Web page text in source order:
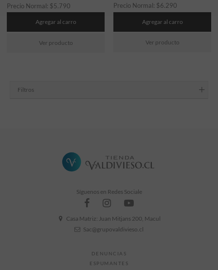
Precio Normal: $5.790
Agregar al carro
Ver producto
Precio Normal: $6.290
Agregar al carro
Ver producto
Filtros
Síguenos en Redes Sociale
Casa Matriz: Juan Mitjans 200, Macul
Sac@grupovaldivieso.cl
DENUNCIAS
ESPUMANTES